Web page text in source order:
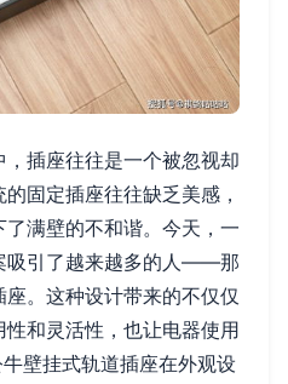
插座往往是一个被忽视却
固定插座往往缺乏美感，
满壁的不和谐。今天，一
吸引了越来越多的人——那
。这种设计带来的不仅仅
和灵活性，也让电器使用
壁挂式轨道插座在外观设